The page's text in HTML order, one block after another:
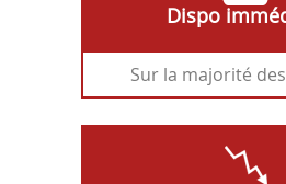
Dispo
Sur la majorité